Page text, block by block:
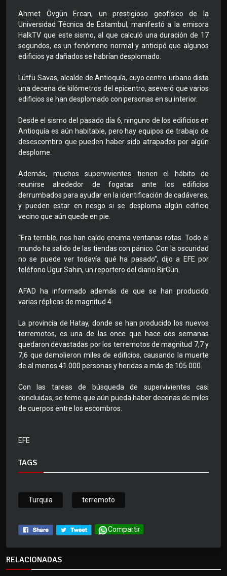
Ahmet Övgün Ercan, un prestigioso geofísico de la
Universidad Técnica de Estambul, manifestó a la emisora
HalkTV que este sismo, al que calculó una duración de 17
segundos, es un fenómeno normal y anticipó que algunos
edificios ya dañados se habrían desplomado.
Lütfü Savas, alcalde de Antioquía, cuyo centro urbano dista
una decena de kilómetros del epicentro, aseveró que varios
edificios se han desplomado con personas en su interior.
Desde el sismo del pasado día 6, ninguno de los edificios en
Antioquía es aún habitable, pero hay equipos de trabajo de
desescombro que pueden haber sido atrapados por algún
desplome.
Además, muchos supervivientes tienen el hábito de
reunirse alrededor de fogatas ante los edificios
derrumbados para ayudar en la identificación de cadáveres,
y pueden estar en riesgo si se desploma algún edificio
vecino que aún quede en pie.
“Era terrible, nos han caído encima ventanas rotas. Todo el
mundo ha salido de las tiendas con pánico. Con la oscuridad
no se puede ver todavía qué ha pasado”, dijo a EFE por
teléfono Ugur Sahin, un reportero del diario BirGün.
AFAD ha informado además de que se han producido
varias réplicas de magnitud 4.
La provincia de Hatay, donde se han producido los nuevos
terremotos, es una de las once que hace dos semanas
quedaron devastadas por los terremotos de magnitud 7,7 y
7,6 que demolieron miles de edificios, causando la muerte
de al menos 41.000 personas y heridas a más de 105.000.
Con las tareas de búsqueda de supervivientes casi
concluidas, se teme que aún pueda haber decenas de miles
de cuerpos entre los escombros.
EFE
TAGS
Turquia terremoto
Compartir
RELACIONADAS